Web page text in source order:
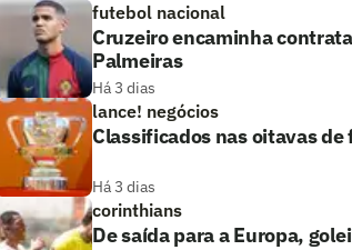
futebol nacional
Cruzeiro encaminha
Palmeiras
Há 3 dias
lance! negócios
Classificados nas oitavas
Há 3 dias
corinthians
De saída para a Europa,